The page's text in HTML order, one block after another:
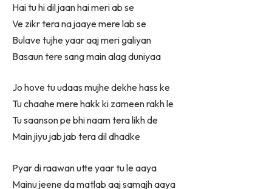
Hai tu hi dil jaan hai meri ab se
Ve zikr tera na jaaye mere lab se
Bulave tujhe yaar aaj meri galiyan
Basaun tere sang main alag duniyaa
Jo hove tu udaas mujhe dekhe hass ke
Tu chaahe mere hakk ki zameen rakh le
Tu saanson pe bhi naam tera likh de
Main jiyu jab jab tera dil dhadke
Pyar di raawan utte yaar tu le aaya
Mainu jeene da matlab aaj samajh aaya